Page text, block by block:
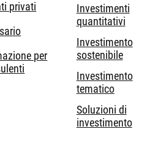
privati
per
Investimenti
quantitativi
Investimento
sostenibile
Investimento
tematico
Soluzioni di
investimento